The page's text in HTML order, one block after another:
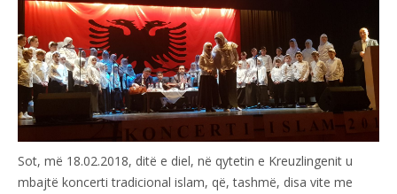
Sot, më 18.02.2018, ditë e diel, në qytetin e Kreuzlingenit u
mbajtë koncerti tradicional islam, që, tashmë, disa vite me